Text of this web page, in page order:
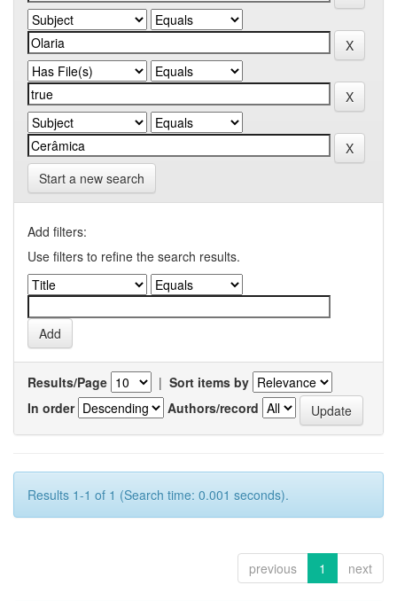
Start a new search
Add filters:
Use filters to refine the search results.
Results/Page | Sort items by
In order
Authors/record
Results 1-1 of 1 (Search time: 0.001 seconds).
previous 1 next